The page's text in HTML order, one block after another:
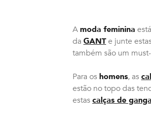
Amoda feminina
da GANTe junte
também são um
Para oshomens, as
estão no topo das
estascalças de